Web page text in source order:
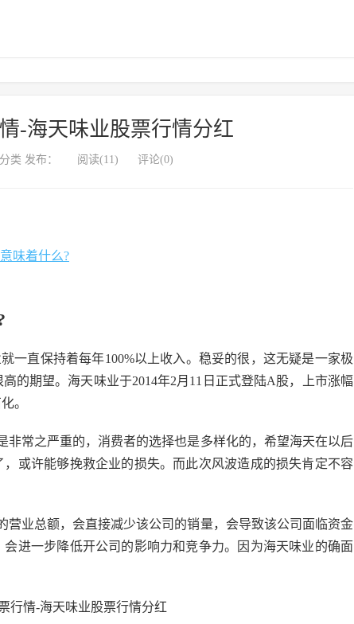
-海天味业股票行情分红
类 发布： 阅读(11) 评论(0)
味着什么?
一直保持着每年100%以上收入。稳妥的很，这无疑是一家极
的期望。海天味业于2014年2月11日正式登陆A股，上市涨幅
。
非常之严重的，消费者的选择也是多样化的，希望海天在以后
或许能够挽救企业的损失。而此次风波造成的损失肯定不容
营业总额，会直接减少该公司的销量，会导致该公司面临资金
进一步降低开公司的影响力和竞争力。因为海天味业的确面